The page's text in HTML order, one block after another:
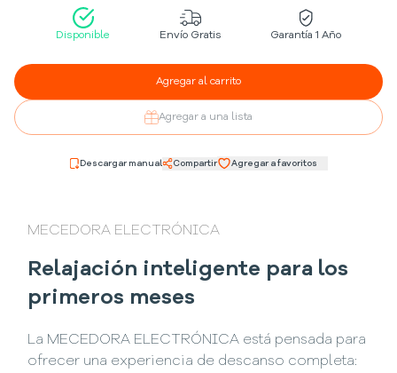
Disponible Envío Gratis Garantía 1 Año
Agregar al carrito
Agregar a una lista
Descargar manual Compartir Agregar a favoritos
MECEDORA ELECTRÓNICA
Relajación inteligente para los
primeros meses
La MECEDORA ELECTRÓNICA está pensada para
ofrecer una experiencia de descanso completa: